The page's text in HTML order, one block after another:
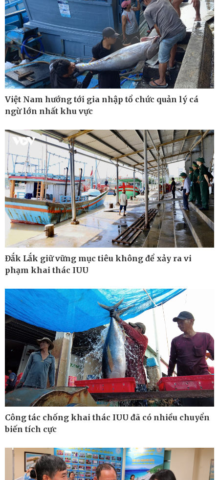
Ô tô - Xe máy
Xe máy
Tư vấn
Doanh nghiệp
Thông tin doanh nghiệp
Doanh nghiệp 24h
Doanh nhân
Vì cộng đồng
Công nghệ
Sành điệu
Tin Công nghệ
Trải nghiệm
Chuyển đổi số
Sức khỏe
Dinh dưỡng - món ngon
Cây thuốc
Làm đẹp - giảm cân
Phòng mạch online
Ăn sạch sống khỏe
Việt Nam hướng tới gia nhập tổ chức quản lý cá
ngừ lớn nhất khu vực
Đắk Lắk giữ vững mục tiêu không để xảy ra vi
phạm khai thác IUU
Công tác chống khai thác IUU đã có nhiều chuyển
biến tích cực